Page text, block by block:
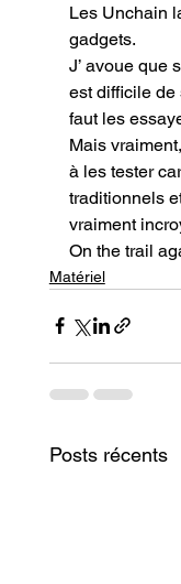
Les Unchain
gadgets.
J’ avoue que
est difficile de
faut les
Mais
à les tester
traditionnels
vraiment
On the trail
Matériel
Posts récents